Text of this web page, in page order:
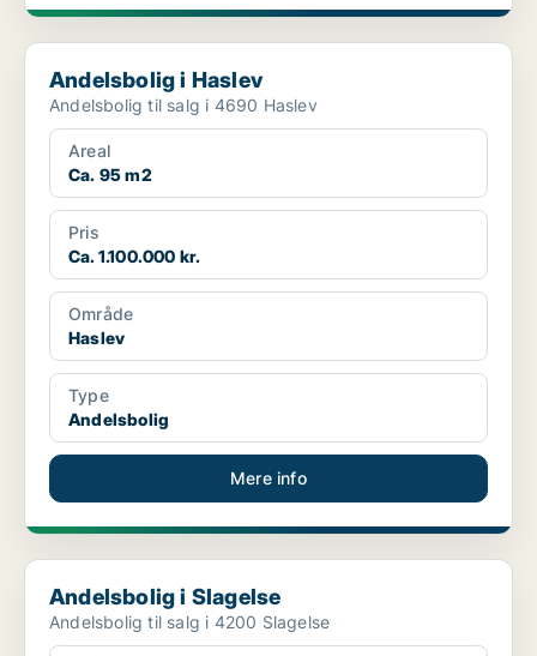
Andelsbolig i Haslev
Andelsbolig i Haslev
Andelsbolig til salg i 4690 Haslev
Areal
Ca. 95 m2
Pris
Ca. 1.100.000 kr.
Område
Haslev
Type
Andelsbolig
Mere info
Andelsbolig i Slagelse
Andelsbolig i Slagelse
Andelsbolig til salg i 4200 Slagelse